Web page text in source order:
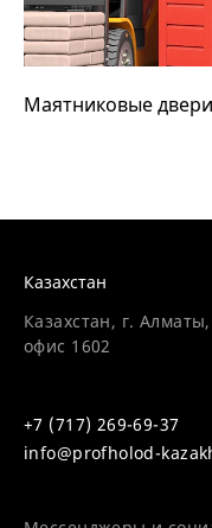
Маятниковые
Казахстан
Казахстан, г.
офис 1602
+7 (717) 269-69-37
info@profholod-